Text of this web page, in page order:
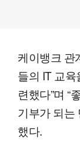
케이뱅크 관
들의 IT 교
련했다”며 “
기부가 되는
했다.